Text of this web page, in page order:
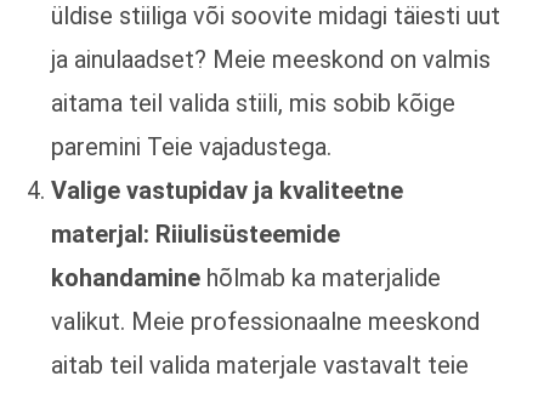
üldise stiiliga või soovite midagi täiesti uut
ja ainulaadset? Meie meeskond on valmis
aitama teil valida stiili, mis sobib kõige
paremini Teie vajadustega.
Valige vastupidav ja kvaliteetne
materjal: Riiulisüsteemide
kohandamine hõlmab ka materjalide
valikut. Meie professionaalne meeskond
aitab teil valida materjale vastavalt teie